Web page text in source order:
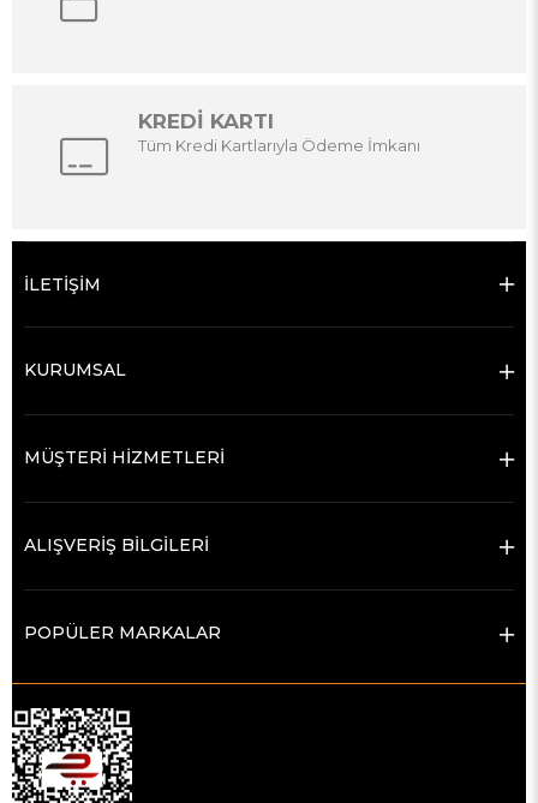
KREDİ KARTI
Tüm Kredi Kartlarıyla Ödeme İmkanı
İLETİŞİM
KURUMSAL
MÜŞTERİ HİZMETLERİ
ALIŞVERİŞ BİLGİLERİ
POPÜLER MARKALAR